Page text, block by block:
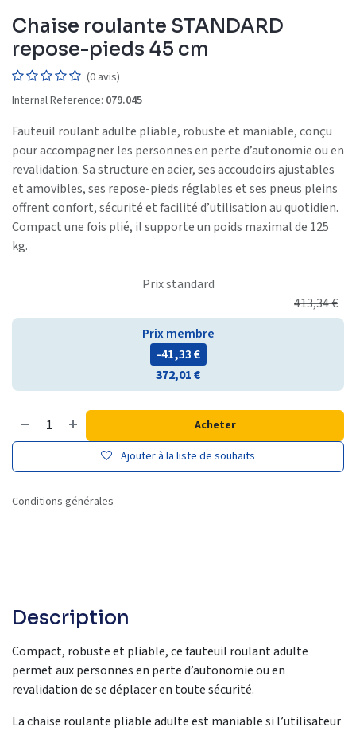
Chaise roulante STANDARD
repose-pieds 45 cm
(0 avis)
Internal Reference: 079.045
Fauteuil roulant adulte pliable, robuste et maniable, conçu
pour accompagner les personnes en perte d’autonomie ou en
revalidation. Sa structure en acier, ses accoudoirs ajustables
et amovibles, ses repose-pieds réglables et ses pneus pleins
offrent confort, sécurité et facilité d’utilisation au quotidien.
Compact une fois plié, il supporte un poids maximal de 125
kg.
Prix standard
413,34€
Prix membre
- 41,33€
372,01€
Acheter
Ajouter à la liste de souhaits
Conditions générales
Description
Compact, robuste et pliable, ce fauteuil roulant adulte
permet aux personnes en perte d’autonomie ou en
revalidation de se déplacer en toute sécurité.
La chaise roulante pliable adulte est maniable si l’utilisateur